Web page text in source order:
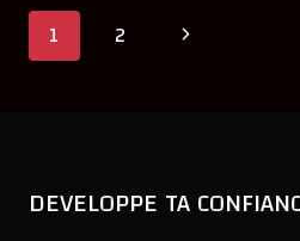
Navigation
page
1 2
Page
DEVELOPPE TA